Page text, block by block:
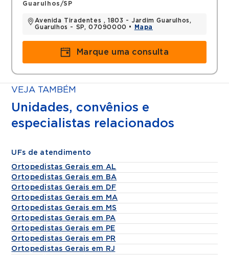
Guarulhos/SP
Avenida Tiradentes , 1803 - Jardim Guarulhos,
Guarulhos - SP, 07090000 •
Mapa
Marque uma consulta
VEJA TAMBÉM
Unidades, convênios e
especialistas relacionados
UFs de atendimento
Ortopedistas Gerais em AL
Ortopedistas Gerais em BA
Ortopedistas Gerais em DF
Ortopedistas Gerais em MA
Ortopedistas Gerais em MS
Ortopedistas Gerais em PA
Ortopedistas Gerais em PE
Ortopedistas Gerais em PR
Ortopedistas Gerais em RJ